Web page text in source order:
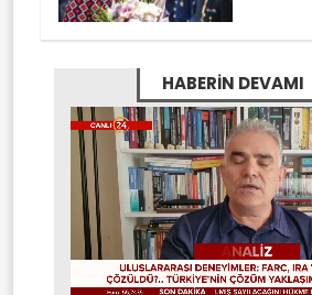
HABERİN DEVAMI
Stream